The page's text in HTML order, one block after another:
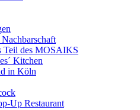
Teil des MOSAIKS
Kitchen
in Köln
Up Restaurant